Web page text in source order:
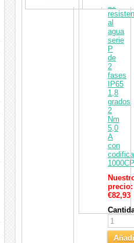
23
al
agua
serie
P
de
2
fases
IP65
1,8
grados
2
Nm
5,0
A
con
precio:
€82,93